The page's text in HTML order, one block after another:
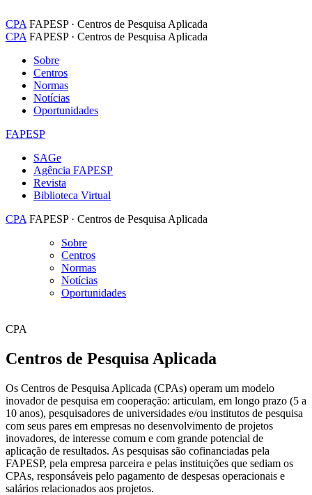
CPA FAPESP · Centros de Pesquisa Aplicada
CPA FAPESP · Centros de Pesquisa Aplicada
Sobre
Centros
Normas
Notícias
Oportunidades
FAPESP
SAGe
Agência FAPESP
Revista
Biblioteca Virtual
CPA FAPESP · Centros de Pesquisa Aplicada
Sobre
Centros
Normas
Notícias
Oportunidades
CPA
Centros de Pesquisa Aplicada
Os Centros de Pesquisa Aplicada (CPAs) operam um modelo
inovador de pesquisa em cooperação: articulam, em longo prazo (5 a
10 anos), pesquisadores de universidades e/ou institutos de pesquisa
com seus pares em empresas no desenvolvimento de projetos
inovadores, de interesse comum e com grande potencial de
aplicação de resultados. As pesquisas são cofinanciadas pela
FAPESP, pela empresa parceira e pelas instituições que sediam os
CPAs, responsáveis pelo pagamento de despesas operacionais e
salários relacionados aos projetos.